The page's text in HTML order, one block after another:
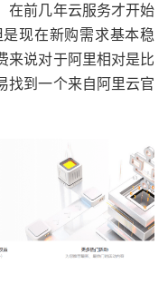
在前几年云服务才开始
现在新购需求基本稳
来说对于阿里相对是比
找到一个来自阿里云官